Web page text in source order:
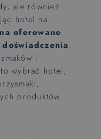
ale również
hotel na
oferowane
.
i
wybrać hotel,
produktów.